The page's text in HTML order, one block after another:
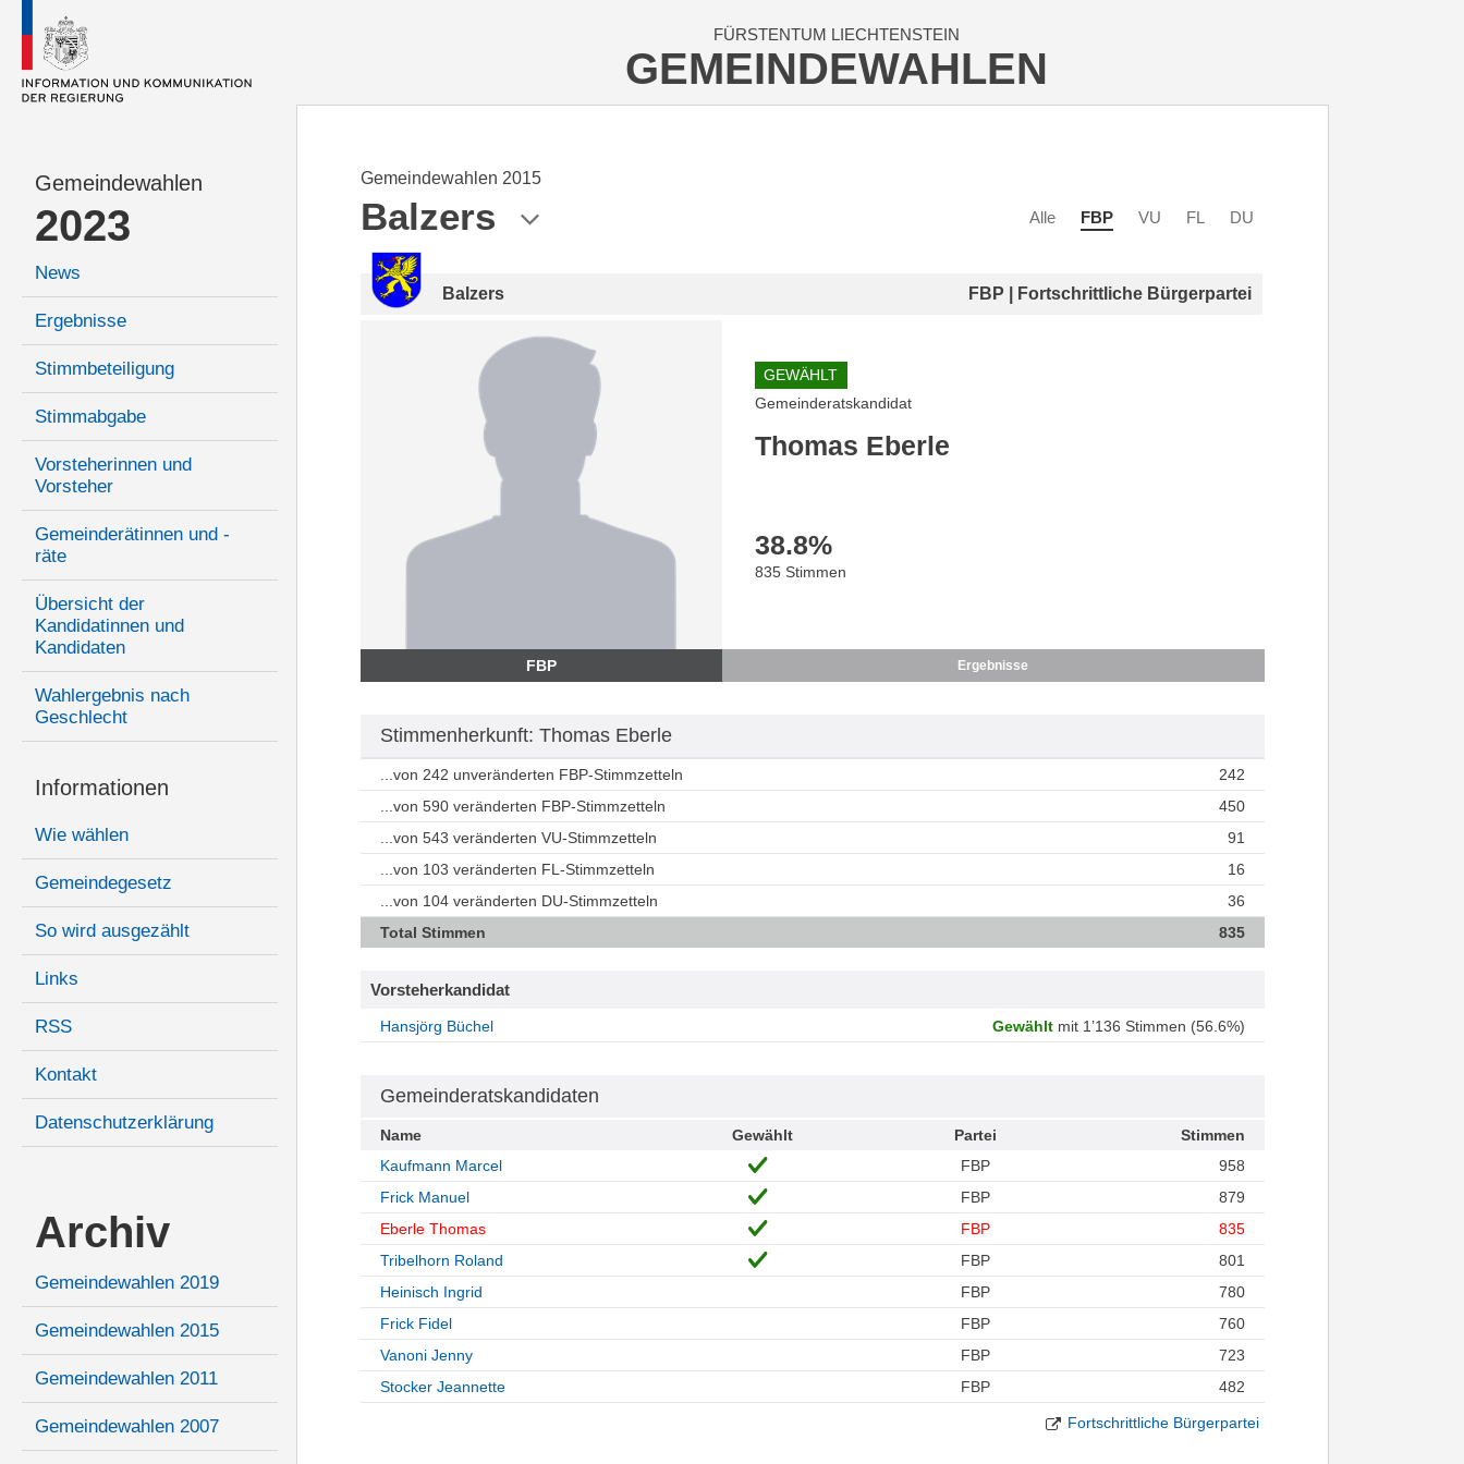
FÜRSTENTUM LIECHTENSTEIN
GEMEINDEWAHLEN
Gemeindewahlen
2023
News
Ergebnisse
Stimmbeteiligung
Stimmabgabe
Vorsteherinnen und
Vorsteher
Gemeinderätinnen und -
räte
Übersicht der
Kandidatinnen und
Kandidaten
Wahlergebnis nach
Geschlecht
Informationen
Wie wählen
Gemeindegesetz
So wird ausgezählt
Links
RSS
Kontakt
Datenschutzerklärung
Archiv
Gemeindewahlen 2019
Gemeindewahlen 2015
Gemeindewahlen 2011
Gemeindewahlen 2007
Gemeindewahlen 2015
Balzers Alle FBP VU FL DU
Balzers FBP | Fortschrittliche Bürgerpartei
FBP
GEWÄHLT
Gemeinderatskandidat
Thomas Eberle
38.8%
835 Stimmen
Ergebnisse
Stimmenherkunft: Thomas Eberle
...von 242 unveränderten FBP-Stimmzetteln
242
...von 590 veränderten FBP-Stimmzetteln
450
...von 543 veränderten VU-Stimmzetteln
91
...von 103 veränderten FL-Stimmzetteln
16
...von 104 veränderten DU-Stimmzetteln
36
Total Stimmen
835
Vorsteherkandidat
Hansjörg Büchel Gewähltmit 1’136 Stimmen (56.6%)
Gemeinderatskandidaten
Name Gewählt Partei
Stimmen
Kaufmann Marcel
FBP
958
Frick Manuel
FBP
879
Eberle Thomas
FBP
835
Tribelhorn Roland
FBP
801
Heinisch Ingrid
FBP
780
Frick Fidel
FBP
760
Vanoni Jenny
FBP
723
Stocker Jeannette
FBP 482
Fortschrittliche Bürgerpartei